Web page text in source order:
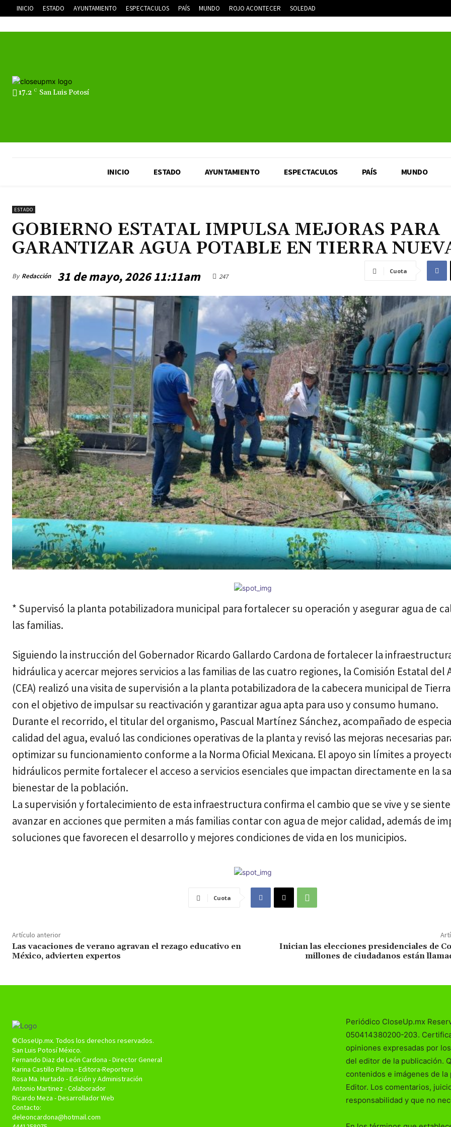
INICIO ESTADO AYUNTAMIENTO ESPECTACULOS PAÍS MUNDO ROJO ACONTECER SOLEDAD
17.2 C San Luis Potosí
INICIO ESTADO AYUNTAMIENTO ESPECTACULOS PAÍS MUNDO
ESTADO
GOBIERNO ESTATAL IMPULSA MEJORAS PARA
GARANTIZAR AGUA POTABLE EN TIERRA
By Redacción 31 de mayo, 2026 11:11am 247
Cuota
* Supervisó la planta potabilizadora municipal para fortalecer su operación y asegurar agua de
las familias.
Siguiendo la instrucción del Gobernador Ricardo Gallardo Cardona de fortalecer la
hidráulica y acercar mejores servicios a las familias de las cuatro regiones, la Comisión Estatal del
(CEA) realizó una visita de supervisión a la planta potabilizadora de la cabecera municipal de
con el objetivo de impulsar su reactivación y garantizar agua apta para uso y consumo humano.
Durante el recorrido, el titular del organismo, Pascual Martínez Sánchez, acompañado de
calidad del agua, evaluó las condiciones operativas de la planta y revisó las mejoras necesarias
optimizar su funcionamiento conforme a la Norma Oficial Mexicana. El apoyo sin límites a
hidráulicos permite fortalecer el acceso a servicios esenciales que impactan directamente en la
bienestar de la población.
La supervisión y fortalecimiento de esta infraestructura confirma el cambio que se vive y se
avanzar en acciones que permiten a más familias contar con agua de mejor calidad, además de
soluciones que favorecen el desarrollo y mejores condiciones de vida en los municipios.
Cuota
Artículo anterior
Las vacaciones de verano agravan el rezago educativo en
México, advierten expertos
Inician las elecciones presidenciales de
millones de ciudadanos están
©CloseUp.mx. Todos los derechos reservados.
San Luis Potosí México.
Fernando Diaz de León Cardona - Director General
Karina Castillo Palma - Editora-Reportera
Rosa Ma. Hurtado - Edición y Administración
Antonio Martinez - Colaborador
Ricardo Meza - Desarrollador Web
Contacto:
deleoncardona@hotmail.com
Periódico CloseUp.mx
050414380200-203.
opiniones expresadas por
del editor de la publicación.
contenidos e imágenes de
Editor. Los comentarios,
responsabilidad y que no